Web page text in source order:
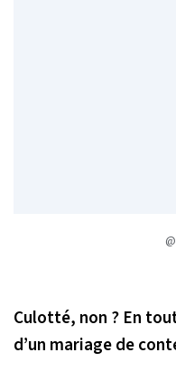
@
Culotté, non ? En
d’un mariage de